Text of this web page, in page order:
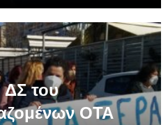
ΔΣ του
ΟΤΑ